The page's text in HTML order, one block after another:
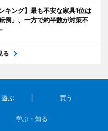
キング】最も不安な家具1位は
倒」、一方で約半数が対策不
る
遊ぶ 買う
学ぶ・知る